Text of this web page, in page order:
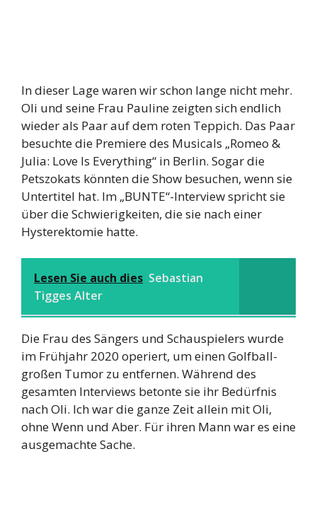
In dieser Lage waren wir schon lange nicht mehr.
Oli und seine Frau Pauline zeigten sich endlich
wieder als Paar auf dem roten Teppich. Das Paar
besuchte die Premiere des Musicals „Romeo &
Julia: Love Is Everything“ in Berlin. Sogar die
Petszokats könnten die Show besuchen, wenn sie
Untertitel hat. Im „BUNTE“-Interview spricht sie
über die Schwierigkeiten, die sie nach einer
Hysterektomie hatte.
Lesen Sie auch dies Sebastian
Tigges Alter
Die Frau des Sängers und Schauspielers wurde
im Frühjahr 2020 operiert, um einen Golfball-
großen Tumor zu entfernen. Während des
gesamten Interviews betonte sie ihr Bedürfnis
nach Oli. Ich war die ganze Zeit allein mit Oli,
ohne Wenn und Aber. Für ihren Mann war es eine
ausgemachte Sache.